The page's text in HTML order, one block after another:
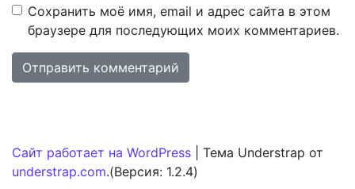
Сохранить моё имя, email и адрес сайта в этом
браузере для последующих моих комментариев.
Сайт работает на WordPress
Тема Understrap от
understrap.com.(Версия: 1.2.4)